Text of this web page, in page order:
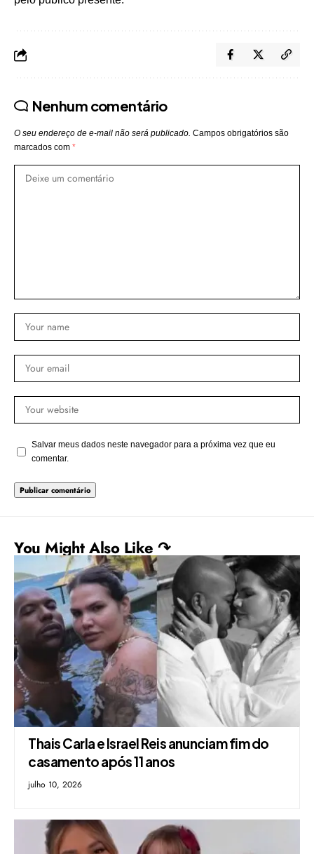
Nenhum comentário
O seu endereço de e-mail não será publicado. Campos obrigatórios são
marcados com *
Salvar meus dados neste navegador para a próxima vez que eu
comentar.
You Might Also Like ↷
Thais Carla e Israel Reis anunciam fim do
casamento após 11 anos
julho 10, 2026